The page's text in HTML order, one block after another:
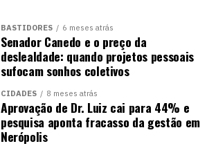
BASTIDORES 6 meses atrás
Senador Canedo e o preço da
deslealdade: quando projetos pessoais
sufocam sonhos coletivos
CIDADES 8 meses atrás
Aprovação de Dr. Luiz cai para 44% e
pesquisa aponta fracasso da gestão em
Nerópolis